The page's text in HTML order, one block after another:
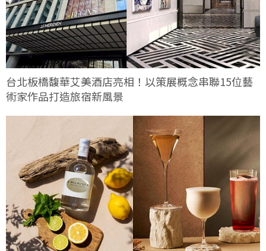
台北板橋馥華艾美酒店亮相！以策展概念串聯15位藝
術家作品打造旅宿新風景